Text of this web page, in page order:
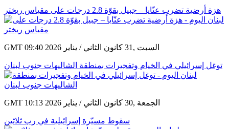
هزة أرضية تضرب عنّايا – جبيل بقوّة 2.8 درجات على مقياس ريختر
GMT 09:40 2026 السبت ,31 كانون الثاني / يناير
توغل إسرائيلي في الخيام وتفجيرات بمنطقة الشاليهات جنوب لبنان
GMT 10:13 2026 الجمعة ,30 كانون الثاني / يناير
سقوط مسيّرة إسرائيلية في رب ثلاثين